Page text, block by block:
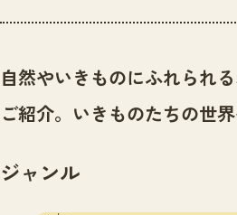
センター紹介
センター紹介TOP
サイトポリシー
ニュース
いきものガイド
イベント
自然やいきものにふれられ
ご紹介。いきものたちの世
ジャンル